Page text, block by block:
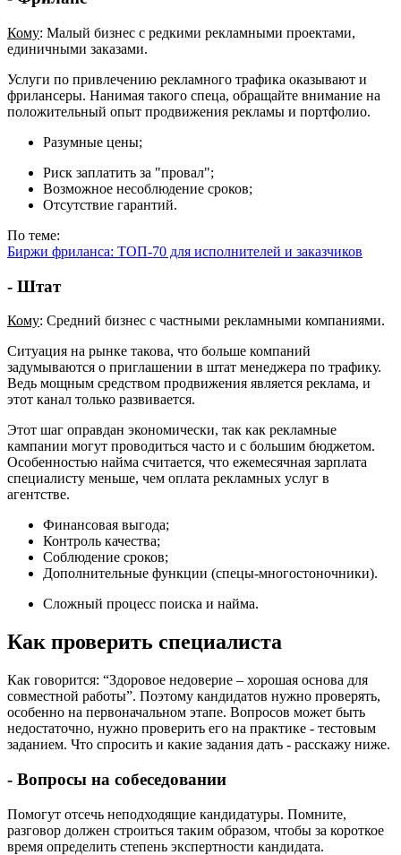
Кому: Малый бизнес с редкими рекламными проектами,
единичными заказами.
Услуги по привлечению рекламного трафика оказывают и
фрилансеры. Нанимая такого спеца, обращайте внимание на
положительный опыт продвижения рекламы и портфолио.
Разумные цены;
Риск заплатить за "провал";
Возможное несоблюдение сроков;
Отсутствие гарантий.
По теме:
Биржи фриланса: ТОП-70 для исполнителей и заказчиков
- Штат
Кому: Средний бизнес с частными рекламными компаниями.
Ситуация на рынке такова, что больше компаний
задумываются о приглашении в штат менеджера по трафику.
Ведь мощным средством продвижения является реклама, и
этот канал только развивается.
Этот шаг оправдан экономически, так как рекламные
кампании могут проводиться часто и с большим бюджетом.
Особенностью найма считается, что ежемесячная зарплата
специалисту меньше, чем оплата рекламных услуг в
агентстве.
Финансовая выгода;
Контроль качества;
Соблюдение сроков;
Дополнительные функции (спецы-многостоночники).
Сложный процесс поиска и найма.
Как проверить специалиста
Как говорится: “Здоровое недоверие – хорошая основа для
совместной работы”. Поэтому кандидатов нужно проверять,
особенно на первоначальном этапе. Вопросов может быть
недостаточно, нужно проверить его на практике - тестовым
заданием. Что спросить и какие задания дать - расскажу ниже.
- Вопросы на собеседовании
Помогут отсечь неподходящие кандидатуры. Помните,
разговор должен строиться таким образом, чтобы за короткое
время определить степень экспертности кандидата.